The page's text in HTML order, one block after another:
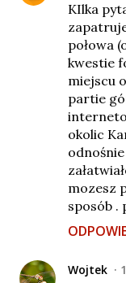
KIlka
połowa
kwestie
miejscu
partie
okolic
mozesz
sposób .
Wojtek